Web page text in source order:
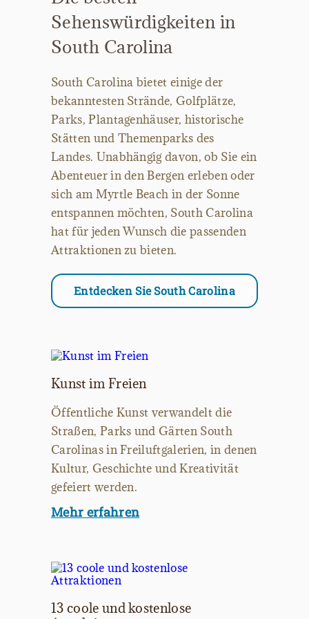
Sehenswürdigkeiten in
South Carolina
South Carolina bietet einige der
bekanntesten Strände, Golfplätze,
Parks, Plantagenhäuser, historische
Stätten und Themenparks des
Landes. Unabhängig davon, ob Sie ein
Abenteuer in den Bergen erleben oder
sich am Myrtle Beach in der Sonne
entspannen möchten, South Carolina
hat für jeden Wunsch die passenden
Attraktionen zu bieten.
Entdecken Sie South Carolina
Kunst im Freien
Öffentliche Kunst verwandelt die
Straßen, Parks und Gärten South
Carolinas in Freiluftgalerien, in denen
Kultur, Geschichte und Kreativität
gefeiert werden.
Mehr erfahren
13 coole und kostenlose